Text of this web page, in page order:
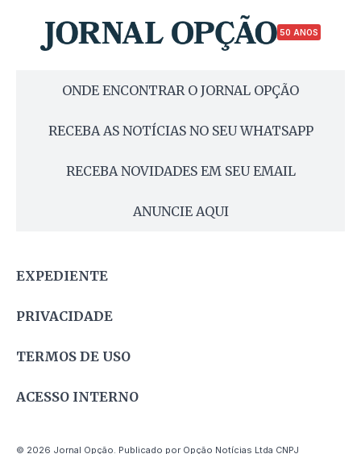
50 ANOS
ONDE ENCONTRAR O JORNAL OPÇÃO
RECEBA AS NOTÍCIAS NO SEU WHATSAPP
RECEBA NOVIDADES EM SEU EMAIL
ANUNCIE AQUI
EXPEDIENTE
PRIVACIDADE
TERMOS DE USO
ACESSO INTERNO
© 2026 Jornal Opção. Publicado por Opção Notícias Ltda CNPJ